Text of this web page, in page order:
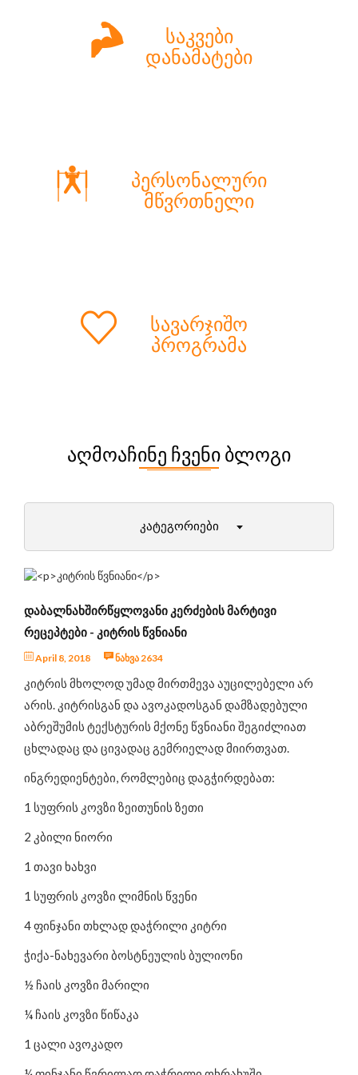
საკვები
დანამატები
პერსონალური
მწვრთნელი
სავარჯიშო
პროგრამა
ᲐᲦᲛᲝᲐᲩᲘᲜᲔ ᲩᲕᲔᲜᲘ ᲑᲚᲝᲒᲘ
ᲙᲐᲢᲔᲒᲝᲠᲘᲔᲑᲘ
ქალბატონები (12+)
მამაკაცები
ამბები ფიტნეს სამყაროდან
მეცნიერული ექსპერიმენტები
ინტერვიუ
ცნობილი ადამიანები გვირჩევენ
საკვები დანამატები
ᲓᲐᲑᲐᲚᲜᲐᲮᲨᲘᲠᲬᲧᲚᲝᲕᲐᲜᲘ ᲙᲔᲠᲫᲔᲑᲘᲡ ᲛᲐᲠᲢᲘᲕᲘ
ᲠᲔᲪᲔᲞᲢᲔᲑᲘ - ᲙᲘᲢᲠᲘᲡ ᲬᲕᲜᲘᲐᲜᲘ
April 8, 2018 ნახვა 2634
კიტრის მხოლოდ უმად მირთმევა აუცილებელი არ
არის. კიტრისგან და ავოკადოსგან დამზადებული
აბრეშუმის ტექსტურის მქონე წვნიანი შეგიძლიათ
ცხლადაც და ცივადაც გემრიელად მიირთვათ.
ინგრედიენტები, რომლებიც დაგჭირდებათ:
1 სუფრის კოვზი ზეითუნის ზეთი
2 კბილი ნიორი
1 თავი ხახვი
1 სუფრის კოვზი ლიმნის წვენი
4 ფინჯანი თხლად დაჭრილი კიტრი
ჭიქა-ნახევარი ბოსტნეულის ბულიონი
½ ჩაის კოვზი მარილი
¼ ჩაის კოვზი წიწაკა
1 ცალი ავოკადო